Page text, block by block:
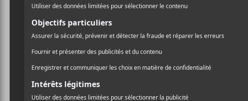
Depuis quelques
Montréal s’assure
l’année. Plus ça va et
Alors, pourquoi ne pas